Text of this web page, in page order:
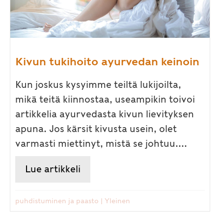
Kivun tukihoito ayurvedan keinoin
Kun joskus kysyimme teiltä lukijoilta,
mikä teitä kiinnostaa, useampikin toivoi
artikkelia ayurvedasta kivun lievityksen
apuna. Jos kärsit kivusta usein, olet
varmasti miettinyt, mistä se johtuu....
Lue artikkeli
puhdistuminen ja paasto | Yleinen